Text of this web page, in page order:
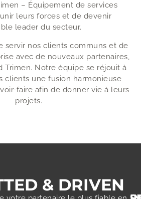
– Équipement de services
leurs forces et de devenir
leader du secteur.
servir nos clients communs et de
avec de nouveaux partenaires,
Trimen. Notre équipe se réjouit à
clients une fusion harmonieuse
faire afin de donner vie à leurs
projets.
& DRIVEN